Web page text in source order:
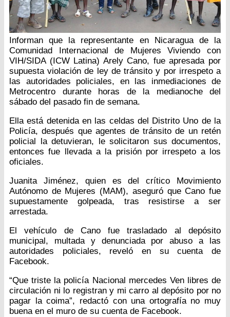
Informan que la representante en Nicaragua de la
Comunidad Internacional de Mujeres Viviendo con
VIH/SIDA (ICW Latina) Arely Cano, fue apresada por
supuesta violación de ley de tránsito y por irrespeto a
las autoridades policiales, en las inmediaciones de
Metrocentro durante horas de la medianoche del
sábado del pasado fin de semana.
Ella está detenida en las celdas del Distrito Uno de la
Policía, después que agentes de tránsito de un retén
policial la detuvieran, le solicitaron sus documentos,
entonces fue llevada a la prisión por irrespeto a los
oficiales.
Juanita Jiménez, quien es del crítico Movimiento
Autónomo de Mujeres (MAM), aseguró que Cano fue
supuestamente golpeada, tras resistirse a ser
arrestada.
El vehículo de Cano fue trasladado al depósito
municipal, multada y denunciada por abuso a las
autoridades policiales, reveló en su cuenta de
Facebook.
“Que triste la policía Nacional mercedes Ven libres de
circulación ni lo registran y mi carro al depósito por no
pagar la coima”, redactó con una ortografía no muy
buena en el muro de su cuenta de Facebook.